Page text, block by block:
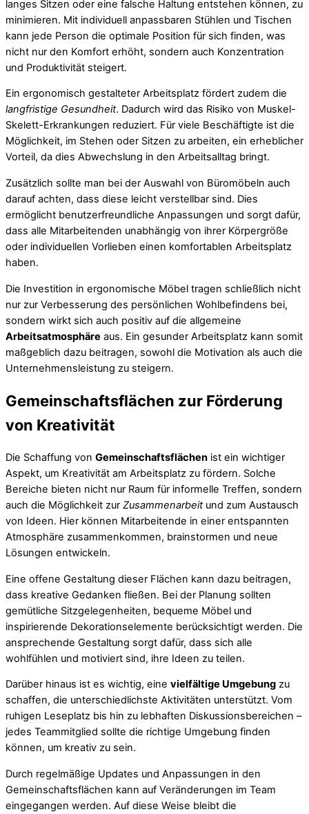
langes Sitzen oder eine falsche Haltung entstehen können, zu
minimieren. Mit individuell anpassbaren Stühlen und Tischen
kann jede Person die optimale Position für sich finden, was
nicht nur den Komfort erhöht, sondern auch Konzentration
und Produktivität steigert.
Ein ergonomisch gestalteter Arbeitsplatz fördert zudem die
langfristige Gesundheit. Dadurch wird das Risiko von Muskel-
Skelett-Erkrankungen reduziert. Für viele Beschäftigte ist die
Möglichkeit, im Stehen oder Sitzen zu arbeiten, ein erheblicher
Vorteil, da dies Abwechslung in den Arbeitsalltag bringt.
Zusätzlich sollte man bei der Auswahl von Büromöbeln auch
darauf achten, dass diese leicht verstellbar sind. Dies
ermöglicht benutzerfreundliche Anpassungen und sorgt dafür,
dass alle Mitarbeitenden unabhängig von ihrer Körpergröße
oder individuellen Vorlieben einen komfortablen Arbeitsplatz
haben.
Die Investition in ergonomische Möbel tragen schließlich nicht
nur zur Verbesserung des persönlichen Wohlbefindens bei,
sondern wirkt sich auch positiv auf die allgemeine
Arbeitsatmosphäre aus. Ein gesunder Arbeitsplatz kann somit
maßgeblich dazu beitragen, sowohl die Motivation als auch die
Unternehmensleistung zu steigern.
Gemeinschaftsflächen zur Förderung
von Kreativität
Die Schaffung von Gemeinschaftsflächen ist ein wichtiger
Aspekt, um Kreativität am Arbeitsplatz zu fördern. Solche
Bereiche bieten nicht nur Raum für informelle Treffen, sondern
auch die Möglichkeit zur Zusammenarbeitund zum Austausch
von Ideen. Hier können Mitarbeitende in einer entspannten
Atmosphäre zusammenkommen, brainstormen und neue
Lösungen entwickeln.
Eine offene Gestaltung dieser Flächen kann dazu beitragen,
dass kreative Gedanken fließen. Bei der Planung sollten
gemütliche Sitzgelegenheiten, bequeme Möbel und
inspirierende Dekorationselemente berücksichtigt werden. Die
ansprechende Gestaltung sorgt dafür, dass sich alle
wohlfühlen und motiviert sind, ihre Ideen zu teilen.
Darüber hinaus ist es wichtig, eine vielfältige Umgebung zu
schaffen, die unterschiedlichste Aktivitäten unterstützt. Vom
ruhigen Leseplatz bis hin zu lebhaften Diskussionsbereichen –
jedes Teammitglied sollte die richtige Umgebung finden
können, um kreativ zu sein.
Durch regelmäßige Updates und Anpassungen in den
Gemeinschaftsflächen kann auf Veränderungen im Team
eingegangen werden. Auf diese Weise bleibt die